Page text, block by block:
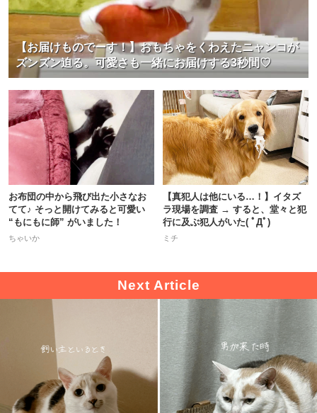
【お届けものでーす！】おもちゃをくわえたニャンコが
ズンズン迫る。可愛さも一緒にお届けする3秒間♡
お布団の中から飛び出た小さなお
てて♪ そっと開けてみると可愛い
“もにもに師” がいました！
ちゃいか
【真犯人は他にいる…！】イタズ
ラ現場を調査 → すると、堂々と犯
行に及ぶ犯人がいた( ﾟДﾟ)
ミチ